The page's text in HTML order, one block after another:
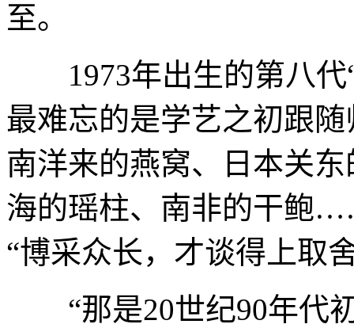
至。
1973年出生的第八代“
最难忘的是学艺之初跟
南洋来的燕窝、日本关
海的瑶柱、南非的干鲍
“博采众长，才谈得上取
“那是20世纪90年代初